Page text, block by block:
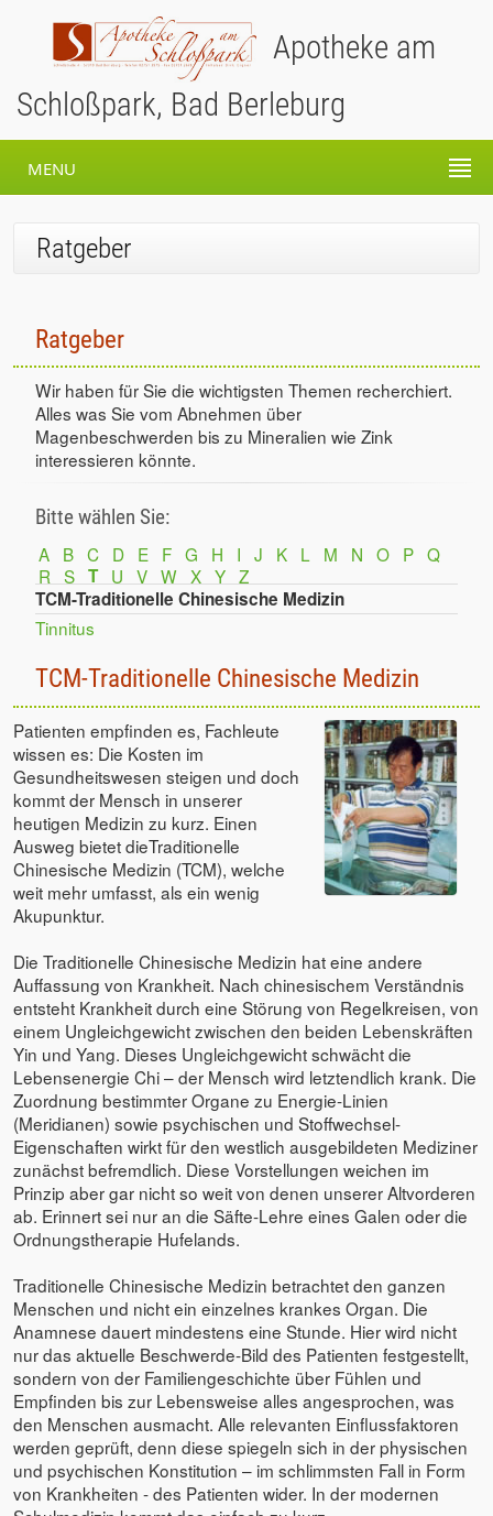
Apotheke am
Schloßpark, Bad Berleburg
MENU
Ratgeber
Ratgeber
Wir haben für Sie die wichtigsten Themen recherchiert.
Alles was Sie vom Abnehmen über
Magenbeschwerden bis zu Mineralien wie Zink
interessieren könnte.
Bitte wählen Sie:
A B C D E F G H I J K L M N O P Q
R S T U V W X Y Z
TCM-Traditionelle Chinesische Medizin
Tinnitus
TCM-Traditionelle Chinesische Medizin
Patienten empfinden es, Fachleute
wissen es: Die Kosten im
Gesundheitswesen steigen und doch
kommt der Mensch in unserer
heutigen Medizin zu kurz. Einen
Ausweg bietet dieTraditionelle
Chinesische Medizin (TCM), welche
weit mehr umfasst, als ein wenig
Akupunktur.
Die Traditionelle Chinesische Medizin hat eine andere
Auffassung von Krankheit. Nach chinesischem Verständnis
entsteht Krankheit durch eine Störung von Regelkreisen, von
einem Ungleichgewicht zwischen den beiden Lebenskräften
Yin und Yang. Dieses Ungleichgewicht schwächt die
Lebensenergie Chi – der Mensch wird letztendlich krank. Die
Zuordnung bestimmter Organe zu Energie-Linien
(Meridianen) sowie psychischen und Stoffwechsel-
Eigenschaften wirkt für den westlich ausgebildeten Mediziner
zunächst befremdlich. Diese Vorstellungen weichen im
Prinzip aber gar nicht so weit von denen unserer Altvorderen
ab. Erinnert sei nur an die Säfte-Lehre eines Galen oder die
Ordnungstherapie Hufelands.
Traditionelle Chinesische Medizin betrachtet den ganzen
Menschen und nicht ein einzelnes krankes Organ. Die
Anamnese dauert mindestens eine Stunde. Hier wird nicht
nur das aktuelle Beschwerde-Bild des Patienten festgestellt,
sondern von der Familiengeschichte über Fühlen und
Empfinden bis zur Lebensweise alles angesprochen, was
den Menschen ausmacht. Alle relevanten Einflussfaktoren
werden geprüft, denn diese spiegeln sich in der physischen
und psychischen Konstitution – im schlimmsten Fall in Form
von Krankheiten - des Patienten wider. In der modernen